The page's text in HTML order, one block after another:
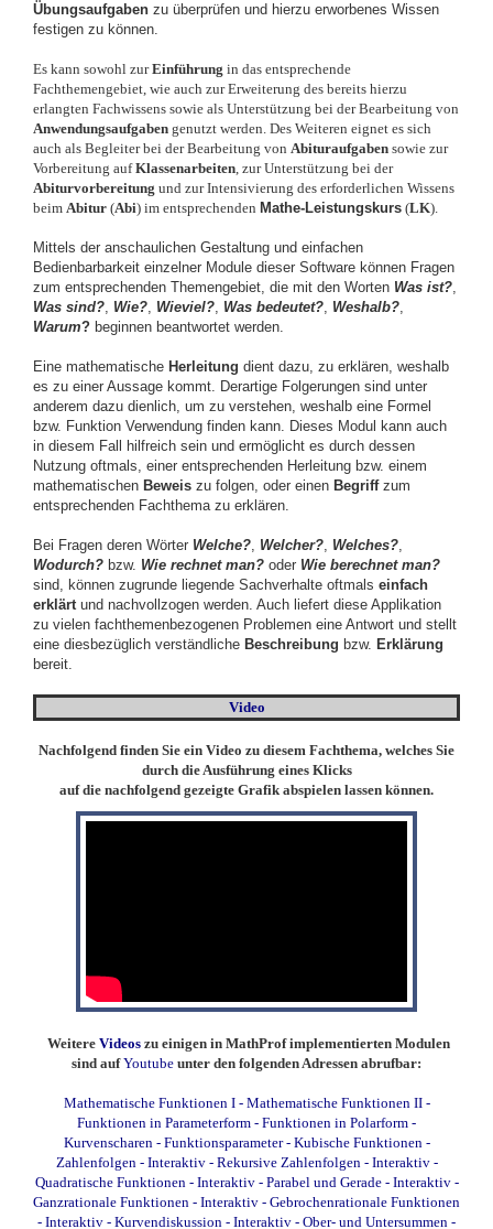
Übungsaufgaben zu überprüfen und hierzu erworbenes Wissen
festigen zu können.
Es kann sowohl zurEinführung in das entsprechende
Fachthemengebiet, wie auch zur Erweiterung des bereits hierzu
erlangten Fachwissens sowie als Unterstützung bei der Bearbeitung von
Anwendungsaufgaben genutzt werden. Des Weiteren eignet es sich
auch als Begleiter bei der Bearbeitung von Abituraufgaben sowie zur
Vorbereitung aufKlassenarbeiten, zur Unterstützung bei der
Abiturvorbereitung und zur Intensivierung des erforderlichen Wissens
beim Abitur (Abi) im entsprechenden Mathe-Leistungskurs (LK).
Mittels der anschaulichen Gestaltung und einfachen
Bedienbarbarkeit einzelner Module dieser Software können Fragen
zum entsprechenden Themengebiet, die mit den Worten Was ist?,
Was sind?, Wie?, Wieviel?, Was bedeutet?, Weshalb?,
Warum? beginnen beantwortet werden.
Eine mathematische Herleitung dient dazu, zu erklären, weshalb
es zu einer Aussage kommt. Derartige Folgerungen sind unter
anderem dazu dienlich, um zu verstehen, weshalb eine Formel
bzw. Funktion Verwendung finden kann. Dieses Modul kann auch
in diesem Fall hilfreich sein und ermöglicht es durch dessen
Nutzung oftmals, einer entsprechenden Herleitung bzw. einem
mathematischen Beweis zu folgen, oder einen Begriff zum
entsprechenden Fachthema zu erklären.
Bei Fragen deren Wörter Welche?, Welcher?, Welches?,
Wodurch? bzw. Wie rechnet man? oder Wie berechnet man?
sind, können zugrunde liegende Sachverhalte oftmals einfach
erklärtund nachvollzogen werden. Auch liefert diese Applikation
zu vielen fachthemenbezogenen Problemen eine Antwort und stellt
eine diesbezüglich verständliche Beschreibung bzw. Erklärung
bereit.
Video
Nachfolgend finden Sie ein Video zu diesem Fachthema, welches Sie
durch die Ausführung eines Klicks
auf die nachfolgend gezeigte Grafik abspielen lassen können.
Weitere Videos zu einigen in MathProf implementierten Modulen
sind aufYoutube unter den folgenden Adressen abrufbar:
Mathematische Funktionen I- Mathematische Funktionen II-
Funktionen in Parameterform - Funktionen in Polarform -
Kurvenscharen - Funktionsparameter- Kubische Funktionen -
Zahlenfolgen - Interaktiv- Rekursive Zahlenfolgen - Interaktiv-
Quadratische Funktionen - Interaktiv- Parabel und Gerade - Interaktiv-
Ganzrationale Funktionen - Interaktiv - Gebrochenrationale Funktionen
- Interaktiv - Kurvendiskussion - Interaktiv - Ober- und Untersummen -